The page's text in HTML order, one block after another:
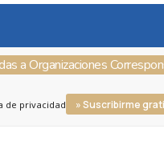
a Organizaciones
de privacidad » Suscribirme